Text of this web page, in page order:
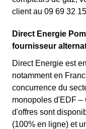
client au 09 69 32
Direct Energie
fournisseur
Direct Energie est
notamment en
concurrence du
monopoles d'EDF –
d'offres sont
(100% en ligne) et